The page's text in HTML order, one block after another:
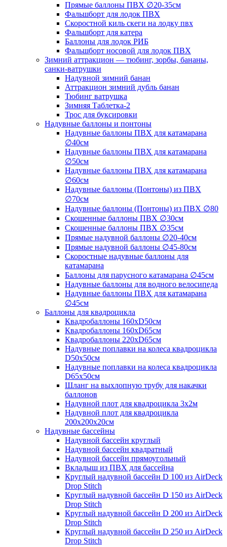
Прямые баллоны ПВХ ∅20-35см
Фальшборт для лодок ПВХ
Скоростной киль скеги на лодку пвх
Фальшборт для катера
Баллоны для лодок РИБ
Фальшборт носовой для лодок ПВХ
Зимний аттракцион — тюбинг, зорбы, бананы,
санки-ватрушки
Надувной зимний банан
Аттракцион зимний дубль банан
Тюбинг ватрушка
Зимняя Таблетка-2
Трос для буксировки
Надувные баллоны и понтоны
Надувные баллоны ПВХ для катамарана
∅40см
Надувные баллоны ПВХ для катамарана
∅50см
Надувные баллоны ПВХ для катамарана
∅60см
Надувные баллоны (Понтоны) из ПВХ
∅70см
Надувные баллоны (Понтоны) из ПВХ ∅80
Скошенные баллоны ПВХ ∅30см
Скошенные баллоны ПВХ ∅35см
Прямые надувной баллоны ∅20-40см
Прямые надувной баллоны ∅45-80см
Скоростные надувные баллоны для
катамарана
Баллоны для парусного катамарана ∅45см
Надувные баллоны для водного велосипеда
Надувные баллоны ПВХ для катамарана
∅45см
Баллоны для квадроцикла
Квадробаллоны 160хD50см
Квадробаллоны 160хD65см
Квадробаллоны 220хD65см
Надувные поплавки на колеса квадроцикла
D50х50см
Надувные поплавки на колеса квадроцикла
D65х50см
Шланг на выхлопную трубу для накачки
баллонов
Надувной плот для квадроцикла 3х2м
Надувной плот для квадроцикла
200х200х20см
Надувные бассейны
Надувной бассейн круглый
Надувной бассейн квадратный
Надувной бассейн прямоугольный
Вкладыш из ПВХ для бассейна
Круглый надувной бассейн D 100 из AirDeck
Drop Stitch
Круглый надувной бассейн D 150 из AirDeck
Drop Stitch
Круглый надувной бассейн D 200 из AirDeck
Drop Stitch
Круглый надувной бассейн D 250 из AirDeck
Drop Stitch